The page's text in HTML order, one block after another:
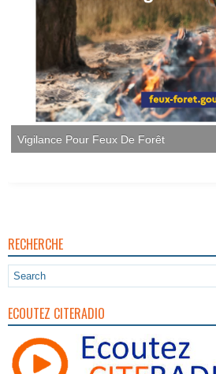
Vigilance Pour Feux De Forêt
RECHERCHE
ECOUTEZ CITERADIO